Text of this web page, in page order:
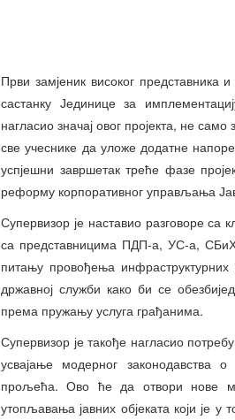
Први замјеник високог представника
састанку Јединице за
нагласио значај овог пројекта, не
све учеснике да уложе додатне
успјешни завршетак треће фазе
реформу корпоративног управљања
Супервизор је наставио разговоре са
са представницима ПДП-а, УС-а, СБиХ
питању провођења
државној служби како би се
према пружању услуга грађанима.
Супервизор је такође нагласио
усвајање модерног законодавства
прољећа. Ово ће да отвори нове
утопљавања јавних објеката који је